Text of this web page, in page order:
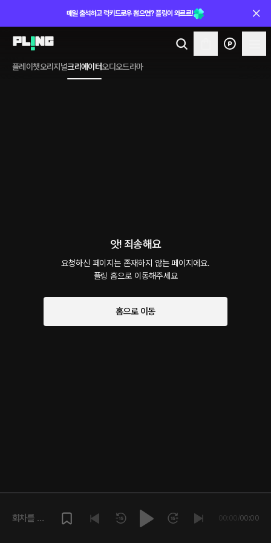
매일 출석하고 럭키드로우 뽑으면? 플링이 와르르!
플레이챗오리지널크리에이터오디오드라마
앗! 죄송해요
요청하신 페이지는 존재하지 않는 페이지에요.
플링 홈으로 이동해주세요
홈으로 이동
회차를 재
00:00/00:00